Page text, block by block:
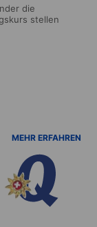
die
stellen
MEHR ERFAHREN